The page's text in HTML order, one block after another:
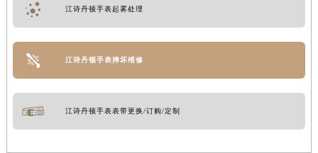
江诗丹顿手表起雾处理
江诗丹顿手表摔坏维修
江诗丹顿手表表带更换/订购/定制